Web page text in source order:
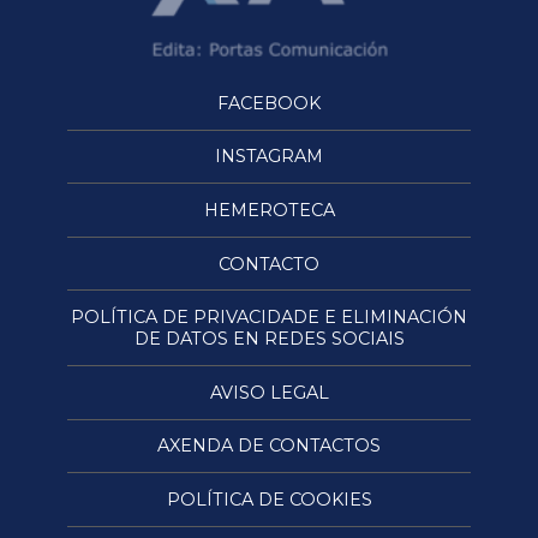
FACEBOOK
INSTAGRAM
HEMEROTECA
CONTACTO
POLÍTICA DE PRIVACIDADE E ELIMINACIÓN
DE DATOS EN REDES SOCIAIS
AVISO LEGAL
AXENDA DE CONTACTOS
POLÍTICA DE COOKIES